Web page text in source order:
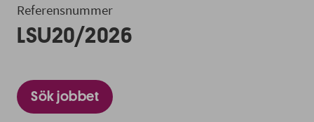
Referensnummer
LSU20/2026
Sök jobbet